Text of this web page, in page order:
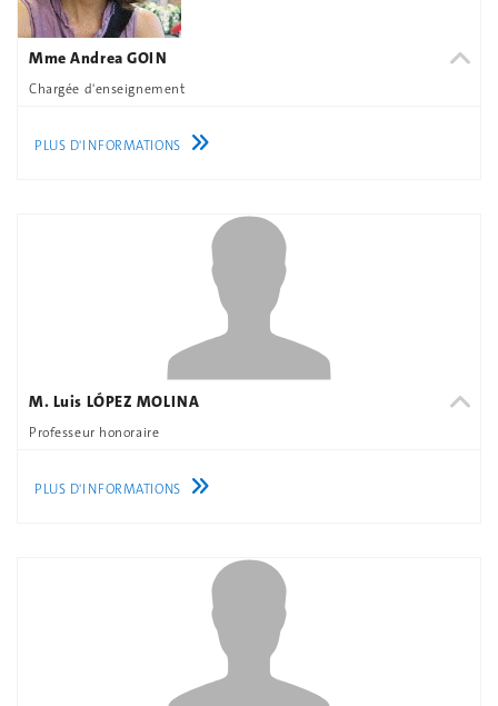
Mme Andrea GOIN
Chargée d'enseignement
PLUS D'INFORMATIONS
M. Luis LÓPEZ MOLINA
Professeur honoraire
PLUS D'INFORMATIONS